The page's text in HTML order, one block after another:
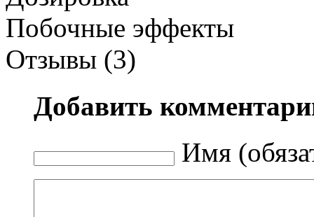
Побочные эффекты
Отзывы (3)
Добавить
Имя